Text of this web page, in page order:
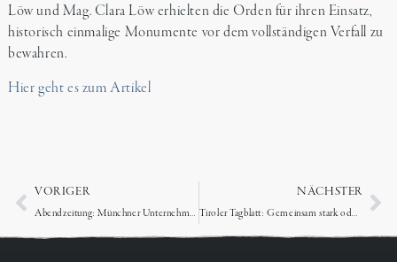
Löw und Mag. Clara Löw erhielten die Orden für ihren Einsatz,
historisch einmalige Monumente vor dem vollständigen Verfall zu
bewahren.
Hier geht es zum Artikel
VORIGER
Abendzeitung: Münchner Unternehmer Peter Löw stellt drei Bücher vor
NÄCHSTER
Tiroler Tagblatt: Gemeinsam stark oder im Kunstfieber für die gute Sache